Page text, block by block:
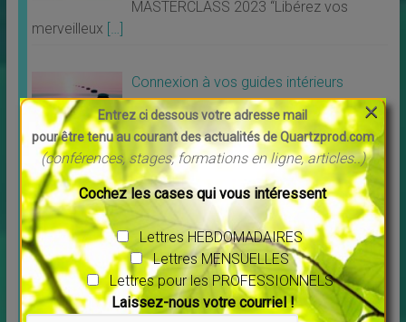
MASTERCLASS 2023 “Libérez vos
merveilleux […]
Connexion à vos guides intérieurs
↳FORMATIONS EN LIGNE
Nouvel atelier animé par Pierre Lessard
Connexion à[…]
Un peu de POSITIF
Entrez ci dessous votre adresse mail
pour être tenu au courant des actualités de Quartzprod.com
(conférences, stages, formations en ligne, articles..)
Cochez les cases qui vous intéressent
Lettres HEBDOMADAIRES
Lettres MENSUELLES
Lettres pour les PROFESSIONNELS
Laissez-nous votre courriel !
×